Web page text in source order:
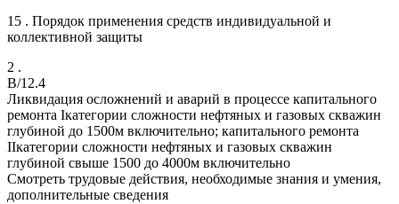
15 . Порядок применения средств индивидуальной и
коллективной защиты
2 .
B/12.4
Ликвидация осложнений и аварий в процессе капитального
ремонта Iкатегории сложности нефтяных и газовых скважин
глубиной до 1500м включительно; капитального ремонта
IIкатегории сложности нефтяных и газовых скважин
глубиной свыше 1500 до 4000м включительно
Смотреть трудовые действия, необходимые знания и умения,
дополнительные сведения